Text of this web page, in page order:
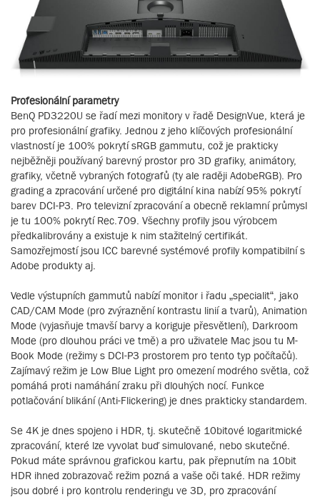
Profesionální parametry
BenQ PD3220U se řadí mezi monitory v řadě DesignVue, která je
pro profesionální grafiky. Jednou z jeho klíčových profesionální
vlastností je 100% pokrytí sRGB gammutu, což je prakticky
nejběžněji používaný barevný prostor pro 3D grafiky, animátory,
grafiky, včetně vybraných fotografů (ty ale raději AdobeRGB). Pro
grading a zpracování určené pro digitální kina nabízí 95% pokrytí
barev DCI-P3. Pro televizní zpracování a obecně reklamní průmysl
je tu 100% pokrytí Rec.709. Všechny profily jsou výrobcem
předkalibrovány a existuje k nim stažitelný certifikát.
Samozřejmostí jsou ICC barevné systémové profily kompatibilní s
Adobe produkty aj.
Vedle výstupních gammutů nabízí monitor i řadu „specialit“, jako
CAD/CAM Mode (pro zvýraznění kontrastu linií a tvarů), Animation
Mode (vyjasňuje tmavší barvy a koriguje přesvětlení), Darkroom
Mode (pro dlouhou práci ve tmě) a pro uživatele Mac jsou tu M-
Book Mode (režimy s DCI-P3 prostorem pro tento typ počítačů).
Zajímavý režim je Low Blue Light pro omezení modrého světla, což
pomáhá proti namáhání zraku při dlouhých nocí. Funkce
potlačování blikání (Anti-Flickering) je dnes prakticky standardem.
Se 4K je dnes spojeno i HDR, tj. skutečně 10bitové logaritmické
zpracování, které lze vyvolat buď simulované, nebo skutečné.
Pokud máte správnou grafickou kartu, pak přepnutím na 10bit
HDR ihned zobrazovač režim pozná a vaše oči také. HDR režimy
jsou dobré i pro kontrolu renderingu ve 3D, pro zpracování